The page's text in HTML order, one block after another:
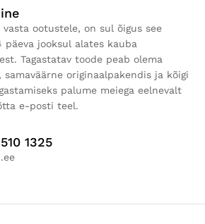
ootustele, on sul õigus see
päeva jooksul alates kauba
Tagastatav toode peab olema
samaväärne originaalpakendis ja kõigi
palume meiega eelnevalt
e-posti teel.
1325